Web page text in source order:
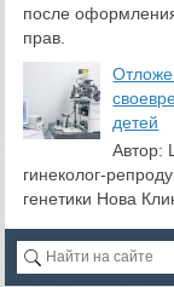
после
прав.
детей
Автор:
гинеколог-
генетики Нова